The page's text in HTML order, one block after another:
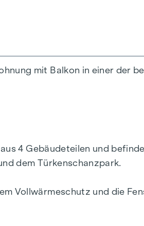
mit Balkon in einer der
4 Gebäudeteilen und
dem Türkenschanzpark.
Vollwärmeschutz und die